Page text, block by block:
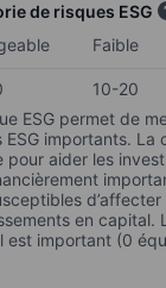
de risques ESG
Faible
10-20
ESG permet de
ESG importants.
pour aider les
en capital.
est important (0